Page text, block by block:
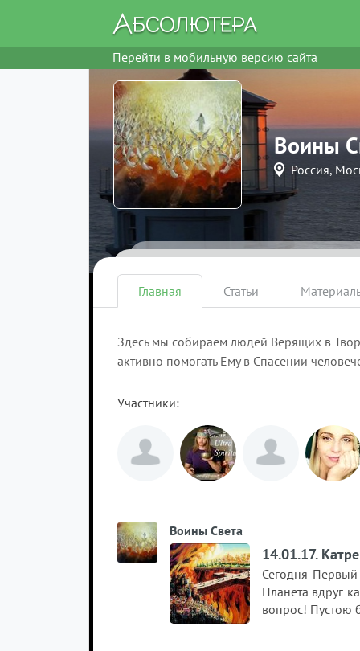
Перейти в мобильную версию сайта
Воины
Россия,
Главная Статьи
Здесь мы собираем людей Верящих в
активно помогать Ему в Спасении
Участники
Воины Света
14.01.17.
Сегодня Первый
Планета вдруг
вопрос! Пустою